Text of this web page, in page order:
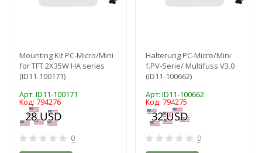
Mounting Kit PC-Micro/Mini
for TFT 2X35W HA series
(ID11-100171)
Арт: ID11-100171
Код: 794276
0
Halterung PC-Micro/Mini
f.PV-Serie/ Multifuss V3.0
(ID11-100662)
Арт: ID11-100662
Код: 794275
0